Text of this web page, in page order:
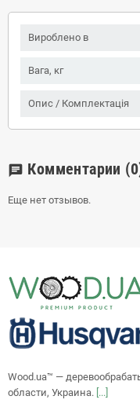
Вироблено в
Вага, кг
Опис / Комплектація
chat Комментарии
Еще нет отзывов.
Wood.ua™ —
области, Украина. [...]